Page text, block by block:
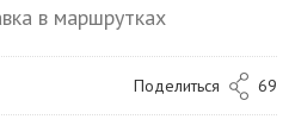
в маршрутках
Поделиться 69